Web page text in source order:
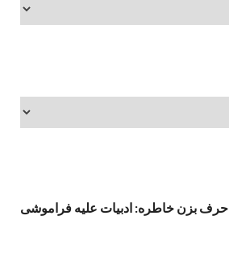
حرف بزن خاطره: ادبیات علیه فراموشی